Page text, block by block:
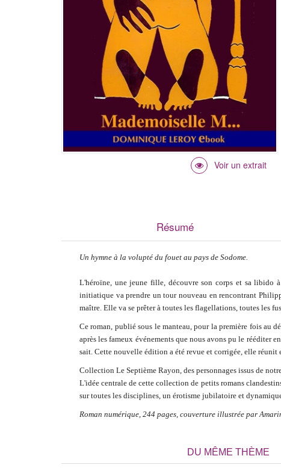
Résumé
Un hymne à la volupté du fouet au pays de Sodome.
L'héroïne, une jeune fille, découvre son corps et sa libido
initiatique va prendre un tour nouveau en rencontrant
maître. Elle va se prêter à toutes les flagellations, toutes les
Ce roman, publié sous le manteau, pour la première fois au
après les fameux événements que nous avons pu le
sait. Cette nouvelle édition a été revue et corrigée, elle
Collection Le Septième Rayon, des personnages issus de
L'idée centrale de cette collection de petits romans
sur toutes les disciplines, un érotisme jubilatoire et
Roman numérique, 244 pages, couverture illustrée par
DU MÊME THÈME